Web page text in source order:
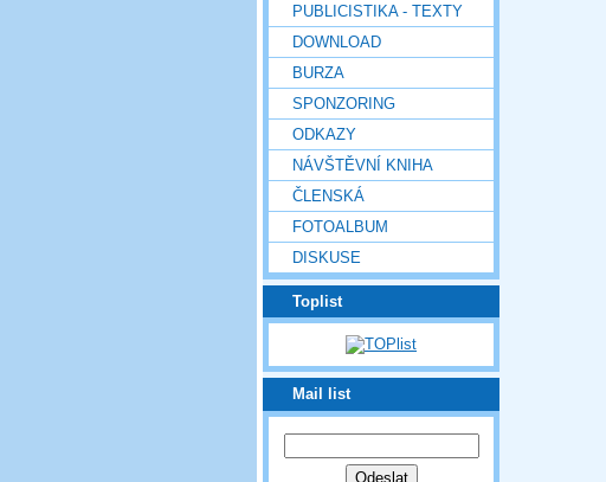
PUBLICISTIKA - TEXTY
DOWNLOAD
BURZA
SPONZORING
ODKAZY
NÁVŠTĚVNÍ KNIHA
ČLENSKÁ
FOTOALBUM
DISKUSE
Toplist
Mail list